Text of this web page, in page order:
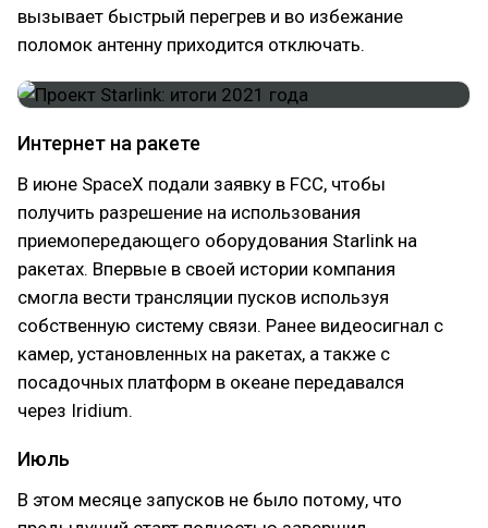
вызывает быстрый перегрев и во избежание
поломок антенну приходится отключать.
Интернет на ракете
В июне SpaceX подали заявку в FCC, чтобы
получить разрешение на использования
приемопередающего оборудования Starlink на
ракетах. Впервые в своей истории компания
смогла вести трансляции пусков используя
собственную систему связи. Ранее видеосигнал с
камер, установленных на ракетах, а также с
посадочных платформ в океане передавался
через Iridium.
Июль
В этом месяце запусков не было потому, что